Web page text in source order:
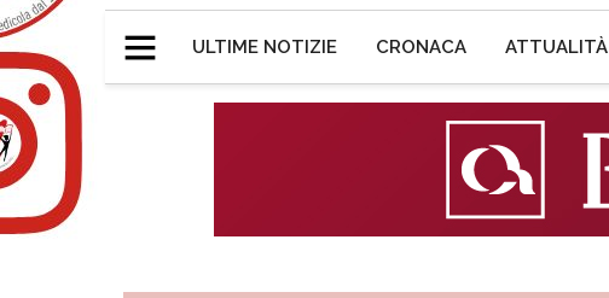
ULTIME NOTIZIE CRONACA ATTUALITÀ